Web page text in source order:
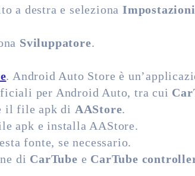
a destra e seleziona
Sviluppatore.
. Android Auto Store è
per Android Auto, tra cui
il file apk di AAStore.
apk e installa AAStore.
fonte, se necessario.
di CarTube e CarTube